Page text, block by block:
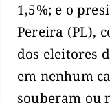
1,5%; e o
Pereira (PL),
dos eleitores
em nenhum
souberam ou